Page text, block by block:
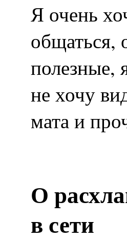
Я очень
общаться,
полезные,
не хочу
мата и
О
в сети